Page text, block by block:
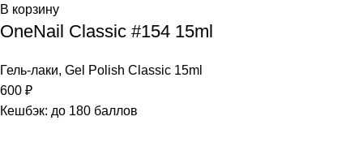
В корзину
OneNail Classic #154 15ml
Гель-лаки, Gel Polish Classic 15ml
600 ₽
Кешбэк: до 180 баллов